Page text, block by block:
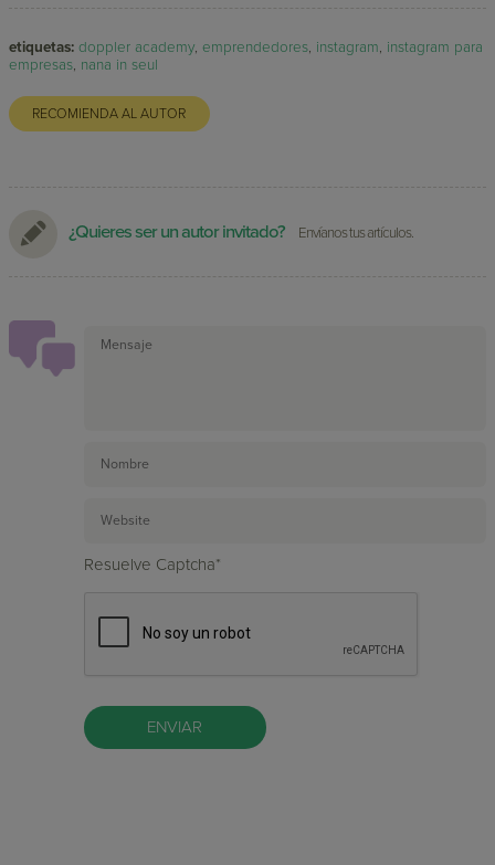
etiquetas: doppler academy,emprendedores, instagram, instagram para
empresas, nana in seul
RECOMIENDA AL AUTOR
¿Quieres ser un autor invitado? Envíanos tus artículos.
Resuelve Captcha*